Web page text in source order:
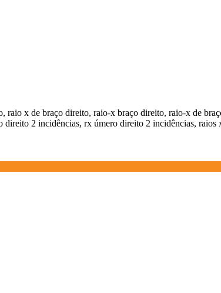
raio x de braço direito, raio-x braço direito, raio-x de
2 incidências, rx úmero direito 2 incidências,